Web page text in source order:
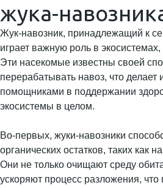
жука-
Жук-навозник, принадлежащий к
играет важную роль в экосистемах,
Эти насекомые известны своей
перерабатывать навоз, что
помощниками в поддержании
экосистемы в целом.
Во-первых, жуки-навозники
органических остатков, таких как
Они не только очищают среду
ускоряют процесс разложения, что